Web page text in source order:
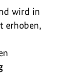
wird in
erhoben,